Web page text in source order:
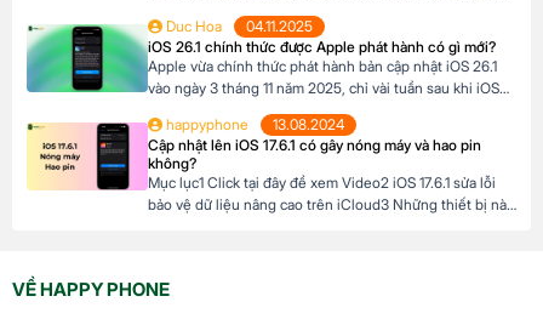
phiêu lưu. Với thiết kế chắc chắn, tính năng theo dõi sức
khỏe vượt trội và thời lượng pin ấn tượng, […]
Duc Hoa
04.11.2025
iOS 26.1 chính thức được Apple phát hành có gì mới?
Apple vừa chính thức phát hành bản cập nhật iOS 26.1
vào ngày 3 tháng 11 năm 2025, chỉ vài tuần sau khi iOS
hành mới nhất dành cho iPhone, mang đến nhiều cải
tiến đáng chú ý, tập trung vào […]
happyphone
13.08.2024
Cập nhật lên iOS 17.6.1 có gây nóng máy và hao pin
không?
Mục lục1 Click tại đây để xem Video2 iOS 17.6.1 sửa lỗi
bảo vệ dữ liệu nâng cao trên iCloud3 Những thiết bị nào
VỀ HAPPY PHONE